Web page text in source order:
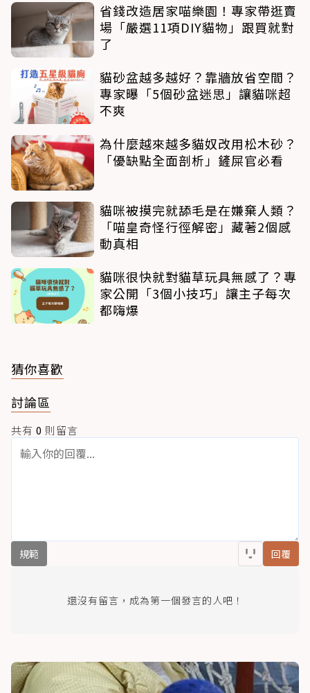
省錢改造居家喵樂園！專家帶逛賣
場「嚴選11項DIY貓物」跟買就對
了
貓砂盆越多越好？靠牆放省空間？
專家曝「5個砂盆迷思」讓貓咪超
不爽
為什麼越來越多貓奴改用松木砂？
「優缺點全面剖析」鏟屎官必看
貓咪被摸完就舔毛是在嫌棄人類？
「喵皇奇怪行徑解密」藏著2個感
動真相
貓咪很快就對貓草玩具無感了？專
家公開「3個小技巧」讓主子每次
都嗨爆
猜你喜歡
討論區
共有 0 則留言
規範 回覆
還沒有留言，成為第一個發言的人吧！